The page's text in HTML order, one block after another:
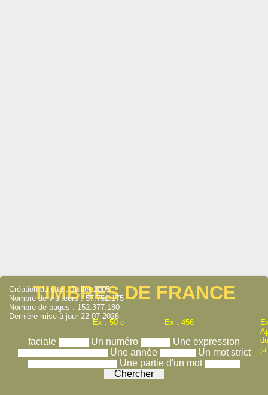
TIMBRES DE FRANCE
Ex : 50 c Ex : 456
faciale Un numéro
Une expression
Une année
Un mot strict
Une partie d'un mot
Création du site : Juillet 2005
Nombre de visiteurs : 57.751.175
Nombre de pages : 152.377.180
Dernière mise à jour 22-07-2026